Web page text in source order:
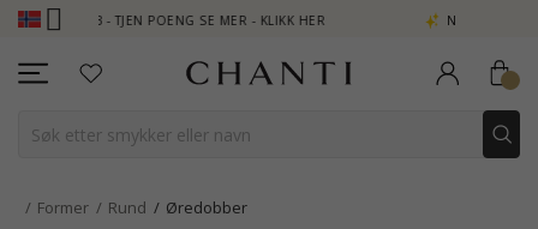
CLUB - TJEN POENG SE MER - KLIKK HER NEW COLLECTION |
Former Rund Øredobber